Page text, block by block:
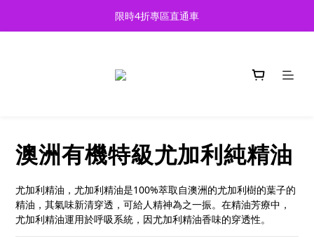
限時4折專區直通車
限時4折專區直通車
限時4折專區直通車
澳洲有機特級尤加利純精油
尤加利精油，尤加利精油是100%萃取自澳洲的尤加利樹的葉子的
精油，其氣味新清穿透，可給人精神為之一振。在精油芳療中，
尤加利精油運用於呼吸系統，因尤加利精油香味的穿透性。